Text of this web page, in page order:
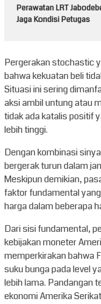
Perawatan LRT
Jaga Kondisi Petugas
Pergerakan stochastic
bahwa kekuatan beli
Situasi ini sering
aksi ambil untung atau
tidak ada katalis positif
lebih tinggi.
Dengan kombinasi
bergerak turun dalam
Meskipun demikian,
faktor fundamental
harga dalam beberapa
Dari sisi fundamental,
kebijakan moneter
memperkirakan bahwa
suku bunga pada level
lebih lama. Pandangan
ekonomi Amerika